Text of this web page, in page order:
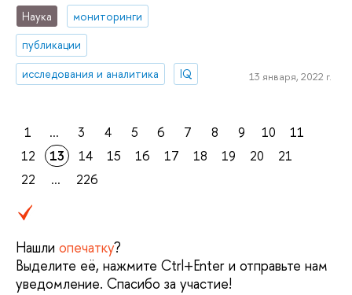
Наука
мониторинги
публикации
исследования и аналитика
IQ 13 января, 2022 г.
1 ... 3 4 5 6 7 8 9 10
11
12
13 14 15 16 17 18 19 20
21
22
... 226
Нашли опечатку?
Выделите её, нажмите Ctrl+Enter и отправьте нам
уведомление. Спасибо за участие!